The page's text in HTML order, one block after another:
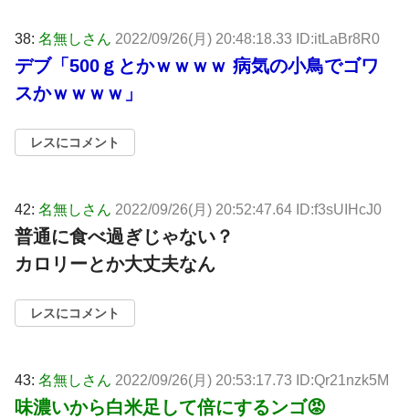
38: 名無しさん 2022/09/26(月) 20:48:18.33 ID:itLaBr8R0
デブ「500ｇとかｗｗｗｗ 病気の小鳥でゴワ
スかｗｗｗｗ」
レスにコメント
42: 名無しさん 2022/09/26(月) 20:52:47.64 ID:f3sUIHcJ0
普通に食べ過ぎじゃない？
カロリーとか大丈夫なん
レスにコメント
43: 名無しさん 2022/09/26(月) 20:53:17.73 ID:Qr21nzk5M
味濃いから白米足して倍にするンゴ😡